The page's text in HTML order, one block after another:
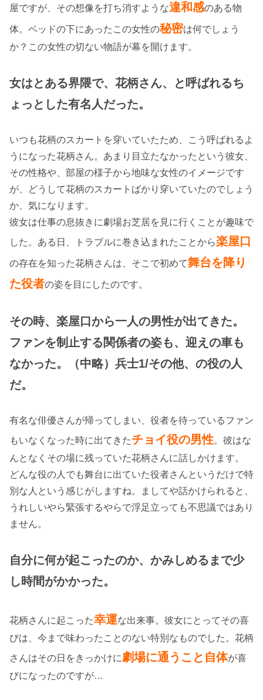
屋ですが、その想像を打ち消すような違和感のある物
体。ベッドの下にあったこの女性の秘密は何でしょう
か？この女性の切ない物語が幕を開けます。
女はとある界隈で、花柄さん、と呼ばれるち
ょっとした有名人だった。
いつも花柄のスカートを穿いていたため、こう呼ばれるよ
うになった花柄さん。あまり目立たなかったという彼女、
その性格や、部屋の様子から地味な女性のイメージです
が、どうして花柄のスカートばかり穿いていたのでしょう
か、気になります。
彼女は仕事の息抜きに劇場お芝居を見に行くことが趣味で
した。ある日、トラブルに巻き込まれたことから楽屋口
の存在を知った花柄さんは、そこで初めて舞台を降り
た役者の姿を目にしたのです。
その時、楽屋口から一人の男性が出てきた。
ファンを制止する関係者の姿も、迎えの車も
なかった。（中略）兵士1/その他、の役の人
だ。
有名な俳優さんが帰ってしまい、役者を待っているファン
もいなくなった時に出てきたチョイ役の男性。彼はな
んとなくその場に残っていた花柄さんに話しかけます。
どんな役の人でも舞台に出ていた役者さんというだけで特
別な人という感じがしますね。ましてや話かけられると、
うれしいやら緊張するやらで浮足立っても不思議ではあり
ません。
自分に何が起こったのか、かみしめるまで少
し時間がかかった。
花柄さんに起こった幸運な出来事。彼女にとってその喜
びは、今まで味わったことのない特別なものでした。花柄
さんはその日をきっかけに劇場に通うこと自体が喜
びになったのですが…